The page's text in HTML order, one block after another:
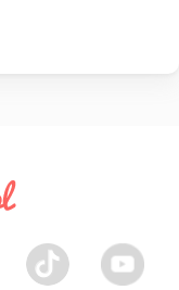
TikTok Youtube